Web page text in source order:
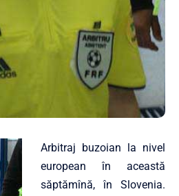
Arbitraj buzoian la nivel
european în această
săptămînă, în Slovenia.